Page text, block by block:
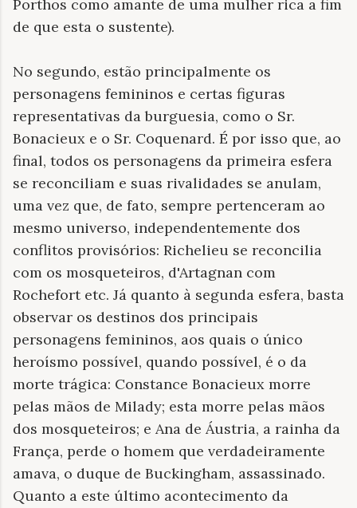
Porthos como amante de uma mulher rica a fim
de que esta o sustente).
No segundo, estão principalmente os
personagens femininos e certas figuras
representativas da burguesia, como o Sr.
Bonacieux e o Sr. Coquenard. É por isso que, ao
final, todos os personagens da primeira esfera
se reconciliam e suas rivalidades se anulam,
uma vez que, de fato, sempre pertenceram ao
mesmo universo, independentemente dos
conflitos provisórios: Richelieu se reconcilia
com os mosqueteiros, d'Artagnan com
Rochefort etc. Já quanto à segunda esfera, basta
observar os destinos dos principais
personagens femininos, aos quais o único
heroísmo possível, quando possível, é o da
morte trágica: Constance Bonacieux morre
pelas mãos de Milady; esta morre pelas mãos
dos mosqueteiros; e Ana de Áustria, a rainha da
França, perde o homem que verdadeiramente
amava, o duque de Buckingham, assassinado.
Quanto a este último acontecimento da